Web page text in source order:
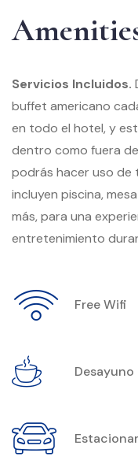
Servicios Incluidos.
buffet americano
en todo el hotel, y
dentro como fuera
podrás hacer uso de
incluyen piscina,
más, para una
entretenimiento
Free Wifi